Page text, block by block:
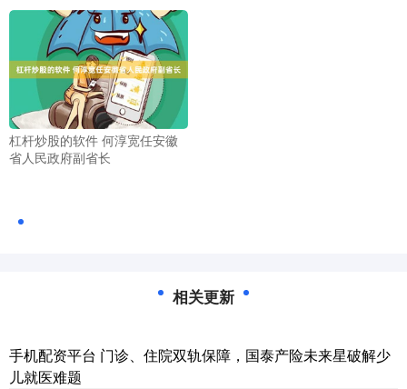
杠杆炒股的软件 何淳宽任安徽
省人民政府副省长
相关更新
手机配资平台 门诊、住院双轨保障，国泰产险未来星破解少
儿就医难题